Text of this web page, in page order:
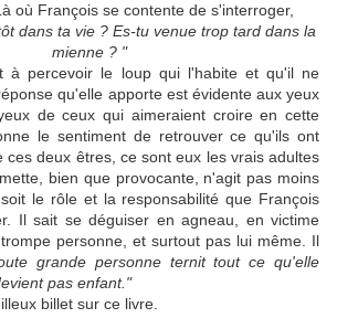
où François se contente de s'interroger,
dans ta vie ? Es-tu venue trop tard dans la
mienne ? "
à percevoir le loup qui l'habite et qu'il ne
qu'elle apporte est évidente aux yeux
de ceux qui aimeraient croire en cette
le sentiment de retrouver ce qu'ils ont
ces deux êtres, ce sont eux les vrais adultes
bien que provocante, n'agit pas moins
le rôle et la responsabilité que François
Il sait se déguiser en agneau, en victime
personne, et surtout pas lui même. Il
grande personne ternit tout ce qu'elle
pas enfant."
billet sur ce livre.